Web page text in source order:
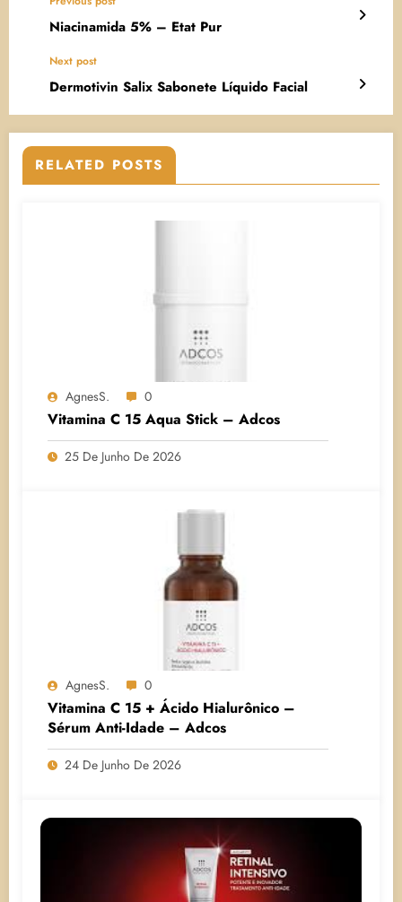
Niacinamida 5% – Etat Pur
Next post
Dermotivin Salix Sabonete Líquido Facial
RELATED POSTS
AgnesS. 0
Vitamina C 15 Aqua Stick – Adcos
25 De Junho De 2026
AgnesS. 0
Vitamina C 15 + Ácido Hialurônico –
Sérum Anti-Idade – Adcos
24 De Junho De 2026